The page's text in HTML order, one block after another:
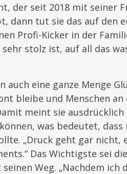
der seit 2018 mit seiner
dann tut sie das auf den
Profi-Kicker in der
stolz ist, auf all das
auch eine ganze Menge
bleibe und Menschen an
meint sie ausdrücklich
was bedeutet, dass
„Druck geht gar nicht,
Das Wichtigste sei die
Weg. „Nachdem ich